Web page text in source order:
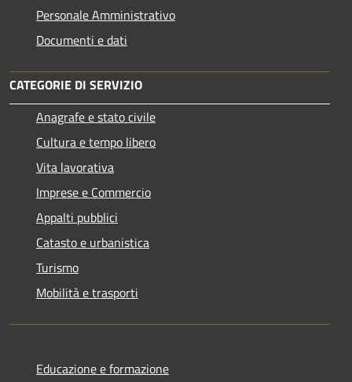
Personale Amministrativo
Documenti e dati
CATEGORIE DI SERVIZIO
Anagrafe e stato civile
Cultura e tempo libero
Vita lavorativa
Imprese e Commercio
Appalti pubblici
Catasto e urbanistica
Turismo
Mobilità e trasporti
Educazione e formazione